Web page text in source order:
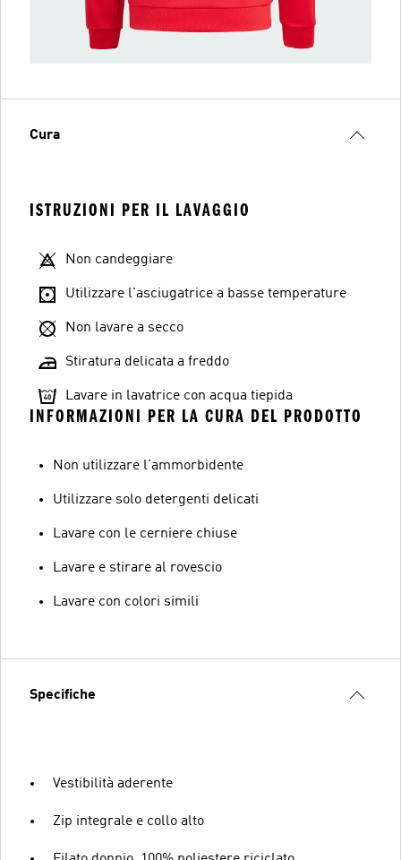
Cura
ISTRUZIONI PER IL LAVAGGIO
Non candeggiare
Utilizzare l'asciugatrice a basse temperature
Non lavare a secco
Stiratura delicata a freddo
Lavare in lavatrice con acqua tiepida
INFORMAZIONI PER LA CURA DEL PRODOTTO
Non utilizzare l'ammorbidente
Utilizzare solo detergenti delicati
Lavare con le cerniere chiuse
Lavare e stirare al rovescio
Lavare con colori simili
Specifiche
Vestibilità aderente
Zip integrale e collo alto